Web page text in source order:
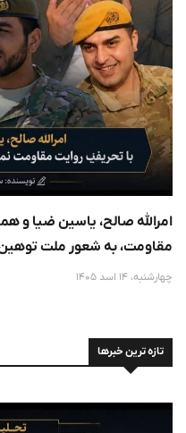
امرالله صالح، یاسین ضیا و
مقاومت، به شعور ملت
چهارشنبه، 14 اسد 1405
تازه ترین خبرها